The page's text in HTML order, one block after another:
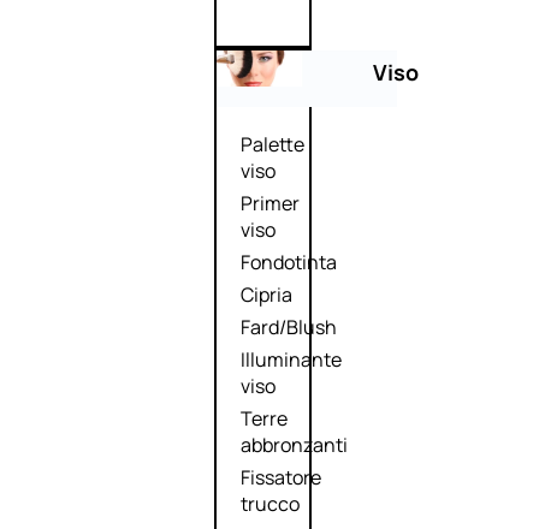
Viso
Palette
viso
Primer
viso
Fondotinta
Cipria
Fard/Blush
Illuminante
viso
Terre
abbronzanti
Fissatore
trucco